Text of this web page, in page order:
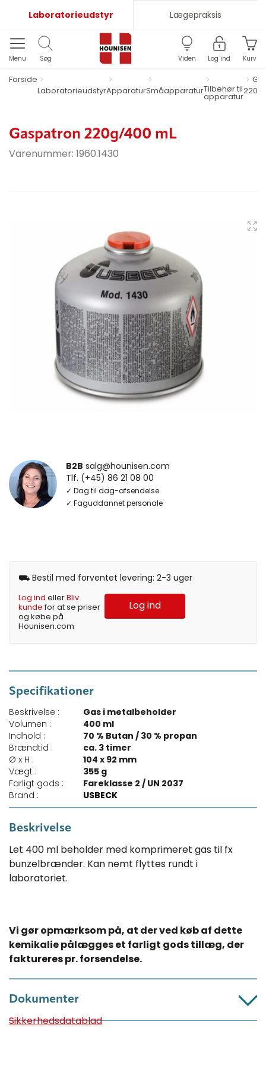
Laboratorieudstyr Lægepraksis
Menu Søg Viden Log ind Kurv
Forside
LaboratorieudstyrApparaturSmåapparaturTilbehør til
apparatur
Gaspatron 220g/400 mL
Varenummer: 1960.1430
B2B salg@hounisen.com
Tlf. (+45) 86 21 08 00
✓ Dag til dag-afsendelse
✓ Faguddannet personale
⛟ Bestil med forventet levering: 2-3 uger
Log ind ellerBliv
kundefor at se priser
og købe på
Hounisen.com
Log ind
Specifikationer
Beskrivelse :
Gas i metalbeholder
Volumen :
400 ml
Indhold :
70 % Butan / 30 % propan
Brændtid :
ca. 3 timer
Ø x H :
104 x 92 mm
Vægt :
355 g
Farligt gods :
Fareklasse 2 / UN 2037
Brand :
USBECK
Beskrivelse
Let 400 ml beholder med komprimeret gas til fx
bunzelbrænder. Kan nemt flyttes rundt i
laboratoriet.
Vi gør opmærksom på, at der ved køb af dette
kemikalie pålægges et farligt gods tillæg, der
faktureres pr. forsendelse.
Dokumenter
Sikkerhedsdatablad